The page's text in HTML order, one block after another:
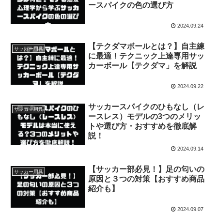
ースパイクの色の選び方
2024.09.24
サッカー用具
【テクダマボールとは？】自主練
に最適！テクニック上達専用サッ
カーボール【テクダマ」を解説
2024.09.22
サッカー用具
サッカースパイクのひもなし（レ
ースレス）モデルの3つのメリッ
トや選び方・おすすめを徹底解
説！
2024.09.14
サッカー用具
【サッカー部必見！】足の匂いの
原因と３つの対策【おすすめ商品
紹介も】
2024.09.07